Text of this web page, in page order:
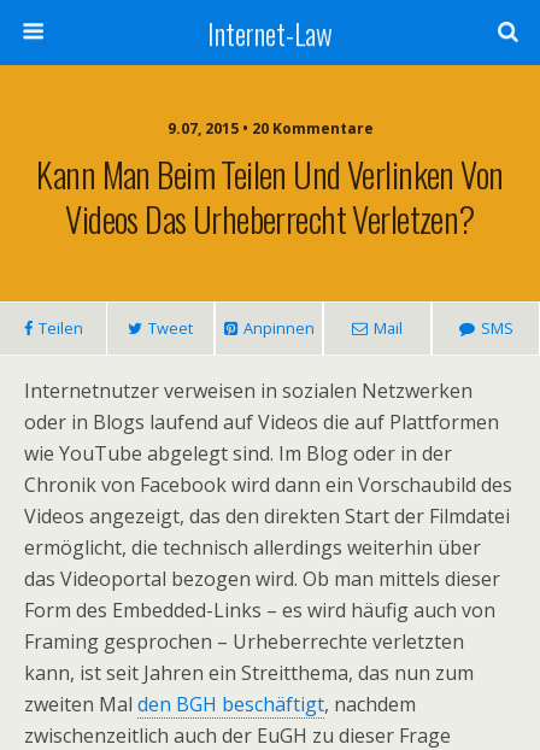
Internet-Law
9.07, 2015 • 20 Kommentare
Kann Man Beim Teilen Und Verlinken Von
Videos Das Urheberrecht Verletzen?
Teilen Tweet Anpinnen Mail SMS
Internetnutzer verweisen in sozialen Netzwerken
oder in Blogs laufend auf Videos die auf Plattformen
wie YouTube abgelegt sind. Im Blog oder in der
Chronik von Facebook wird dann ein Vorschaubild des
Videos angezeigt, das den direkten Start der Filmdatei
ermöglicht, die technisch allerdings weiterhin über
das Videoportal bezogen wird. Ob man mittels dieser
Form des Embedded-Links – es wird häufig auch von
Framing gesprochen – Urheberrechte verletzten
kann, ist seit Jahren ein Streitthema, das nun zum
zweiten Mal den BGH beschäftigt, nachdem
zwischenzeitlich auch der EuGH zu dieser Frage